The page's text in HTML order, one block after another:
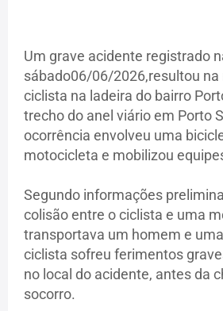
Um grave acidente registrado
sábado06/06/2026,resultou na
ciclista na ladeira do bairro
trecho do anel viário em Porto
ocorrência envolveu uma
motocicleta e mobilizou
Segundo informações
colisão entre o ciclista e uma
transportava um homem e
ciclista sofreu ferimentos
no local do acidente, antes da
socorro.